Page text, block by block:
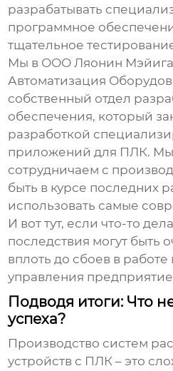
разрабатывать
программное
тщательное
Мы в ООО Ляонин
Автоматизация
собственный отдел
обеспечения, который
разработкой
приложений для ПЛК. Мы
сотрудничаем с
быть в курсе последних
использовать самые
И вот тут, если что-то
последствия могут быть
вплоть до сбоев в
управления
Подводя итоги: Что
успеха?
Производство систем
устройств с ПЛК – это